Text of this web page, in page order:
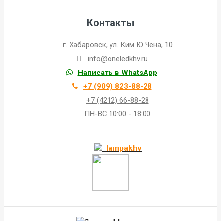
Контакты
г. Хабаровск, ул. Ким Ю Чена, 10
info@oneledkhv.ru
Написать в WhatsApp
+7 (909) 823-88-28
+7 (4212) 66-88-28
ПН-ВС 10:00 - 18:00
lampakhv